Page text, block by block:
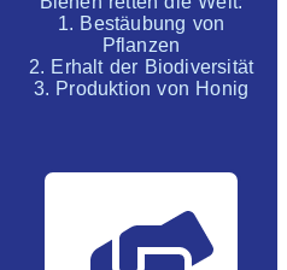
1. Bestäubung von
Pflanzen
2. Erhalt der Biodiversität
3. Produktion von Honig